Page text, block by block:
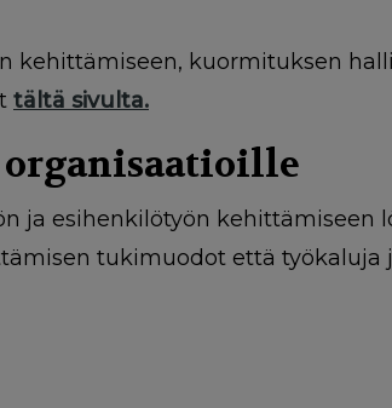
kehittämiseen, kuormituksen
tältä sivulta.
ja esihenkilötyön kehittämiseen
tukimuodot että työkaluja